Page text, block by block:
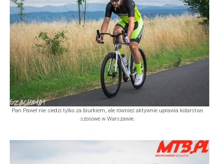
Pan Paweł nie siedzi tylko za biurkiem, ale również aktywnie uprawia kolarstwo
szosowe w Warszawie.